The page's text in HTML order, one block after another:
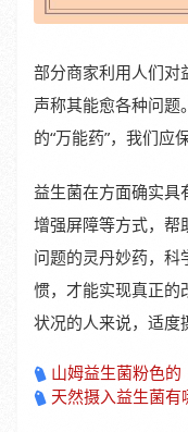
部分商家利用人们对
声称其能愈各种问题
的“万能药”，我们应
益生菌在方面确实具
增强屏障等方式，帮
问题的灵丹妙药，科
惯，才能实现真正的
状况的人来说，适度
山姆益生菌粉色的
天然摄入益生菌有